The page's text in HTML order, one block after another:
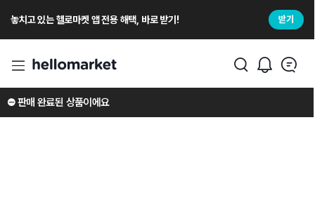
놓치고 있는 헬로마켓 앱 전용 해택, 바로 받기! 받기
⛔️ 판매 완료된 상품이에요